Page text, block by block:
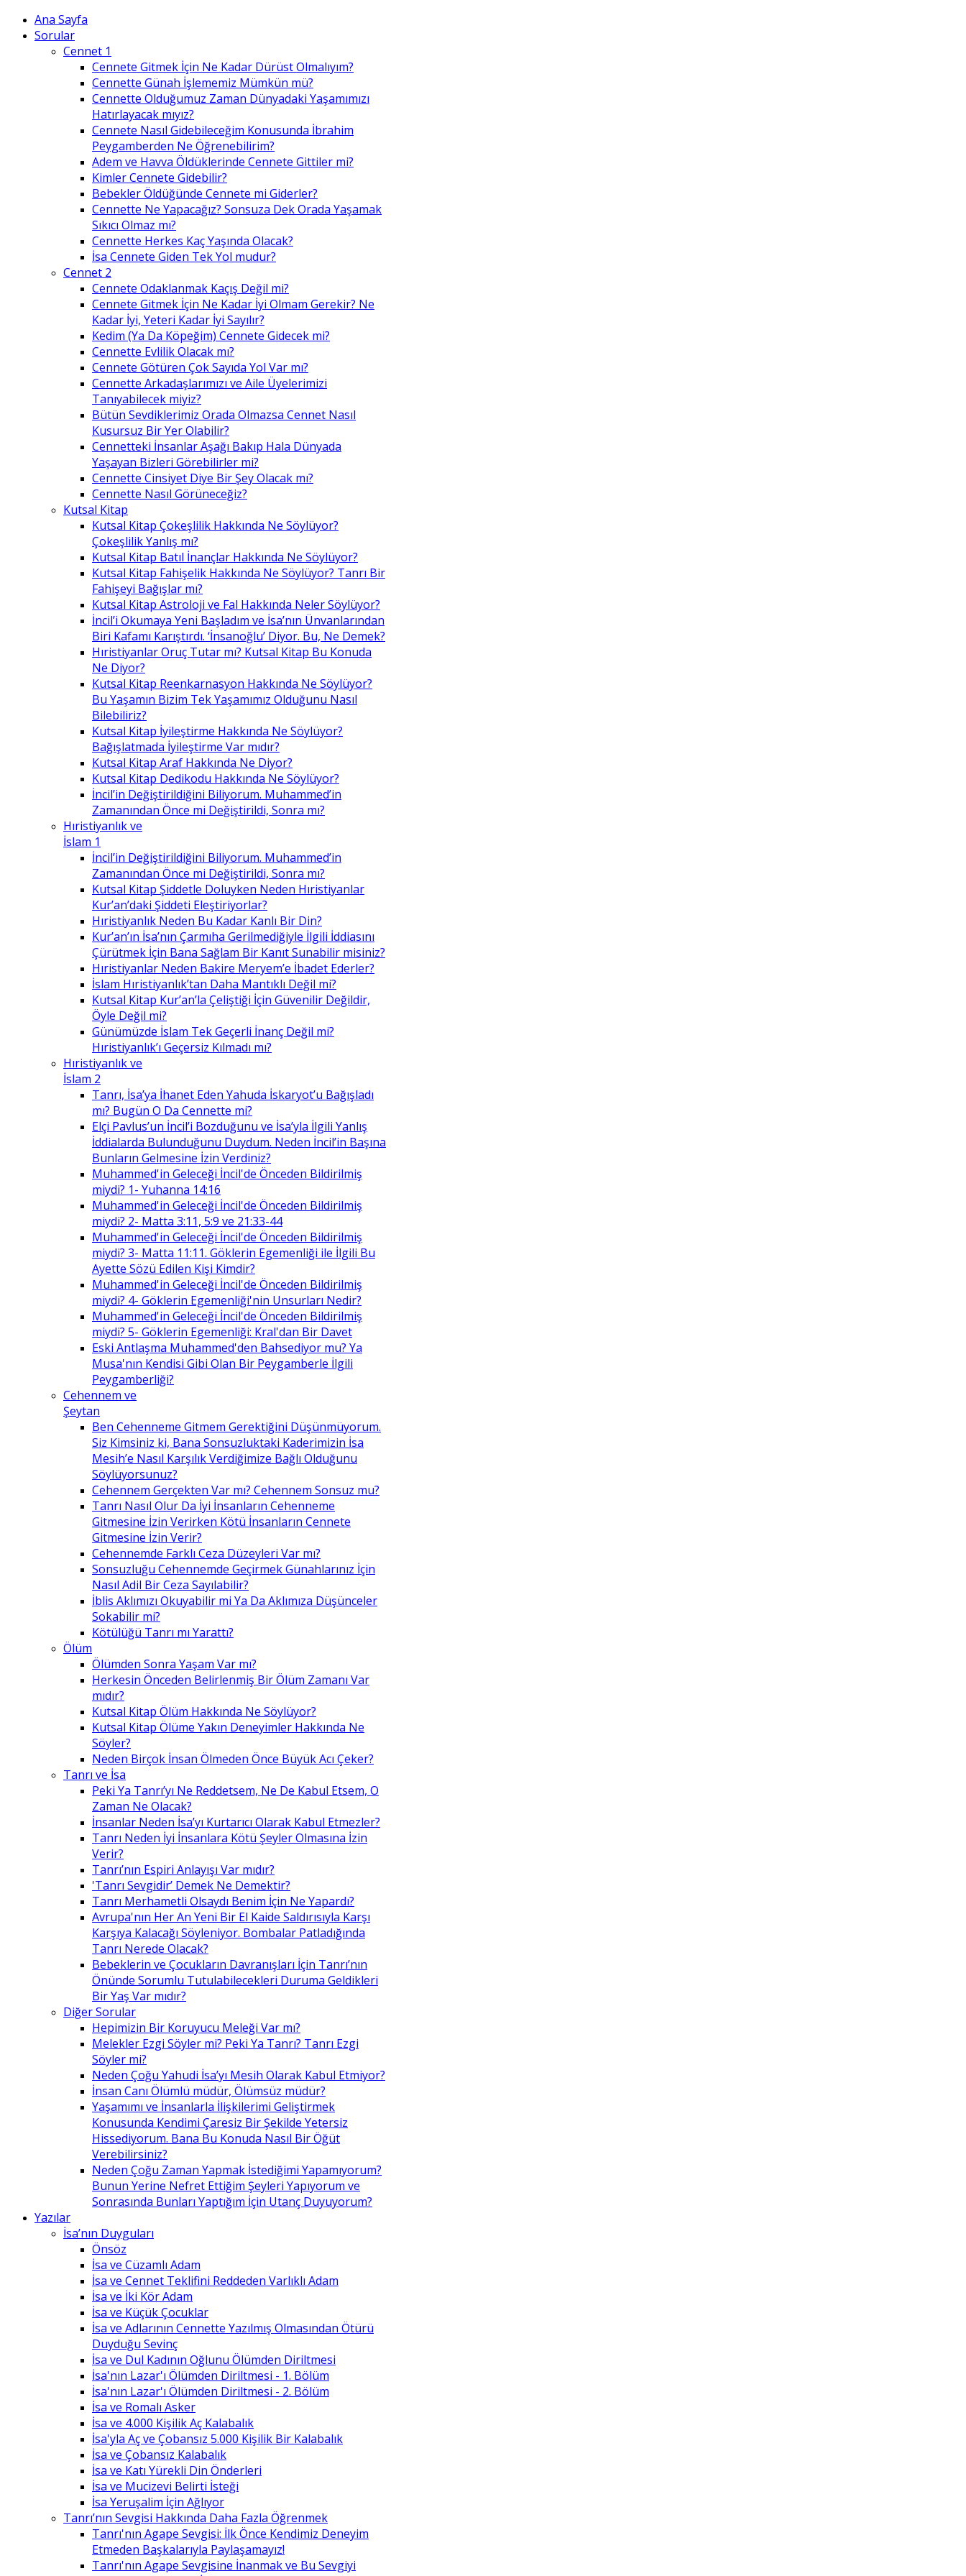
Ana Sayfa
Sorular
Cennet 1
Cennete Gitmek İçin Ne Kadar Dürüst Olmalıyım?
Cennette Günah İşlememiz Mümkün mü?
Cennette Olduğumuz Zaman Dünyadaki Yaşamımızı
Hatırlayacak mıyız?
Cennete Nasıl Gidebileceğim Konusunda İbrahim
Peygamberden Ne Öğrenebilirim?
Adem ve Havva Öldüklerinde Cennete Gittiler mi?
Kimler Cennete Gidebilir?
Bebekler Öldüğünde Cennete mi Giderler?
Cennette Ne Yapacağız? Sonsuza Dek Orada Yaşamak
Sıkıcı Olmaz mı?
Cennette Herkes Kaç Yaşında Olacak?
İsa Cennete Giden Tek Yol mudur?
Cennet 2
Cennete Odaklanmak Kaçış Değil mi?
Cennete Gitmek İçin Ne Kadar İyi Olmam Gerekir? Ne
Kadar İyi, Yeteri Kadar İyi Sayılır?
Kedim (Ya Da Köpeğim) Cennete Gidecek mi?
Cennette Evlilik Olacak mı?
Cennete Götüren Çok Sayıda Yol Var mı?
Cennette Arkadaşlarımızı ve Aile Üyelerimizi
Tanıyabilecek miyiz?
Bütün Sevdiklerimiz Orada Olmazsa Cennet Nasıl
Kusursuz Bir Yer Olabilir?
Cennetteki İnsanlar Aşağı Bakıp Hala Dünyada
Yaşayan Bizleri Görebilirler mi?
Cennette Cinsiyet Diye Bir Şey Olacak mı?
Cennette Nasıl Görüneceğiz?
Kutsal Kitap
Kutsal Kitap Çokeşlilik Hakkında Ne Söylüyor?
Çokeşlilik Yanlış mı?
Kutsal Kitap Batıl İnançlar Hakkında Ne Söylüyor?
Kutsal Kitap Fahişelik Hakkında Ne Söylüyor? Tanrı Bir
Fahişeyi Bağışlar mı?
Kutsal Kitap Astroloji ve Fal Hakkında Neler Söylüyor?
İncil’i Okumaya Yeni Başladım ve İsa’nın Ünvanlarından
Biri Kafamı Karıştırdı. ‘İnsanoğlu’ Diyor. Bu, Ne Demek?
Hıristiyanlar Oruç Tutar mı? Kutsal Kitap Bu Konuda
Ne Diyor?
Kutsal Kitap Reenkarnasyon Hakkında Ne Söylüyor?
Bu Yaşamın Bizim Tek Yaşamımız Olduğunu Nasıl
Bilebiliriz?
Kutsal Kitap İyileştirme Hakkında Ne Söylüyor?
Bağışlatmada İyileştirme Var mıdır?
Kutsal Kitap Araf Hakkında Ne Diyor?
Kutsal Kitap Dedikodu Hakkında Ne Söylüyor?
İncil’in Değiştirildiğini Biliyorum. Muhammed’in
Zamanından Önce mi Değiştirildi, Sonra mı?
Hıristiyanlık ve
İslam 1
İncil’in Değiştirildiğini Biliyorum. Muhammed’in
Zamanından Önce mi Değiştirildi, Sonra mı?
Kutsal Kitap Şiddetle Doluyken Neden Hıristiyanlar
Kur’an’daki Şiddeti Eleştiriyorlar?
Hıristiyanlık Neden Bu Kadar Kanlı Bir Din?
Kur’an’ın İsa’nın Çarmıha Gerilmediğiyle İlgili İddiasını
Çürütmek İçin Bana Sağlam Bir Kanıt Sunabilir misiniz?
Hıristiyanlar Neden Bakire Meryem’e İbadet Ederler?
İslam Hıristiyanlık’tan Daha Mantıklı Değil mi?
Kutsal Kitap Kur’an’la Çeliştiği İçin Güvenilir Değildir,
Öyle Değil mi?
Günümüzde İslam Tek Geçerli İnanç Değil mi?
Hıristiyanlık’ı Geçersiz Kılmadı mı?
Hıristiyanlık ve
İslam 2
Tanrı, İsa’ya İhanet Eden Yahuda İskaryot’u Bağışladı
mı? Bugün O Da Cennette mi?
Elçi Pavlus’un İncil’i Bozduğunu ve İsa’yla İlgili Yanlış
İddialarda Bulunduğunu Duydum. Neden İncil’in Başına
Bunların Gelmesine İzin Verdiniz?
Muhammed'in Geleceği İncil'de Önceden Bildirilmiş
miydi? 1- Yuhanna 14:16
Muhammed'in Geleceği İncil'de Önceden Bildirilmiş
miydi? 2- Matta 3:11, 5:9 ve 21:33-44
Muhammed'in Geleceği İncil'de Önceden Bildirilmiş
miydi? 3- Matta 11:11. Göklerin Egemenliği ile İlgili Bu
Ayette Sözü Edilen Kişi Kimdir?
Muhammed'in Geleceği İncil'de Önceden Bildirilmiş
miydi? 4- Göklerin Egemenliği'nin Unsurları Nedir?
Muhammed'in Geleceği İncil'de Önceden Bildirilmiş
miydi? 5- Göklerin Egemenliği: Kral'dan Bir Davet
Eski Antlaşma Muhammed'den Bahsediyor mu? Ya
Musa'nın Kendisi Gibi Olan Bir Peygamberle İlgili
Peygamberliği?
Cehennem ve
Şeytan
Ben Cehenneme Gitmem Gerektiğini Düşünmüyorum.
Siz Kimsiniz ki, Bana Sonsuzluktaki Kaderimizin İsa
Mesih’e Nasıl Karşılık Verdiğimize Bağlı Olduğunu
Söylüyorsunuz?
Cehennem Gerçekten Var mı? Cehennem Sonsuz mu?
Tanrı Nasıl Olur Da İyi İnsanların Cehenneme
Gitmesine İzin Verirken Kötü İnsanların Cennete
Gitmesine İzin Verir?
Cehennemde Farklı Ceza Düzeyleri Var mı?
Sonsuzluğu Cehennemde Geçirmek Günahlarınız İçin
Nasıl Adil Bir Ceza Sayılabilir?
İblis Aklımızı Okuyabilir mi Ya Da Aklımıza Düşünceler
Sokabilir mi?
Kötülüğü Tanrı mı Yarattı?
Ölüm
Ölümden Sonra Yaşam Var mı?
Herkesin Önceden Belirlenmiş Bir Ölüm Zamanı Var
mıdır?
Kutsal Kitap Ölüm Hakkında Ne Söylüyor?
Kutsal Kitap Ölüme Yakın Deneyimler Hakkında Ne
Söyler?
Neden Birçok İnsan Ölmeden Önce Büyük Acı Çeker?
Tanrı ve İsa
Peki Ya Tanrı’yı Ne Reddetsem, Ne De Kabul Etsem, O
Zaman Ne Olacak?
İnsanlar Neden İsa’yı Kurtarıcı Olarak Kabul Etmezler?
Tanrı Neden İyi İnsanlara Kötü Şeyler Olmasına İzin
Verir?
Tanrı’nın Espiri Anlayışı Var mıdır?
'Tanrı Sevgidir’ Demek Ne Demektir?
Tanrı Merhametli Olsaydı Benim İçin Ne Yapardı?
Avrupa'nın Her An Yeni Bir El Kaide Saldırısıyla Karşı
Karşıya Kalacağı Söyleniyor. Bombalar Patladığında
Tanrı Nerede Olacak?
Bebeklerin ve Çocukların Davranışları İçin Tanrı’nın
Önünde Sorumlu Tutulabilecekleri Duruma Geldikleri
Bir Yaş Var mıdır?
Diğer Sorular
Hepimizin Bir Koruyucu Meleği Var mı?
Melekler Ezgi Söyler mi? Peki Ya Tanrı? Tanrı Ezgi
Söyler mi?
Neden Çoğu Yahudi İsa’yı Mesih Olarak Kabul Etmiyor?
İnsan Canı Ölümlü müdür, Ölümsüz müdür?
Yaşamımı ve İnsanlarla İlişkilerimi Geliştirmek
Konusunda Kendimi Çaresiz Bir Şekilde Yetersiz
Hissediyorum. Bana Bu Konuda Nasıl Bir Öğüt
Verebilirsiniz?
Neden Çoğu Zaman Yapmak İstediğimi Yapamıyorum?
Bunun Yerine Nefret Ettiğim Şeyleri Yapıyorum ve
Sonrasında Bunları Yaptığım İçin Utanç Duyuyorum?
Yazılar
İsa’nın Duyguları
Önsöz
İsa ve Cüzamlı Adam
İsa ve Cennet Teklifini Reddeden Varlıklı Adam
İsa ve İki Kör Adam
İsa ve Küçük Çocuklar
İsa ve Adlarının Cennette Yazılmış Olmasından Ötürü
Duyduğu Sevinç
İsa ve Dul Kadının Oğlunu Ölümden Diriltmesi
İsa'nın Lazar'ı Ölümden Diriltmesi - 1. Bölüm
İsa'nın Lazar'ı Ölümden Diriltmesi - 2. Bölüm
İsa ve Romalı Asker
İsa ve 4.000 Kişilik Aç Kalabalık
İsa'yla Aç ve Çobansız 5.000 Kişilik Bir Kalabalık
İsa ve Çobansız Kalabalık
İsa ve Katı Yürekli Din Önderleri
İsa ve Mucizevi Belirti İsteği
İsa Yeruşalim İçin Ağlıyor
Tanrı’nın Sevgisi Hakkında Daha Fazla Öğrenmek
Tanrı'nın Agape Sevgisi: İlk Önce Kendimiz Deneyim
Etmeden Başkalarıyla Paylaşamayız!
Tanrı'nın Agape Sevgisine İnanmak ve Bu Sevgiyi